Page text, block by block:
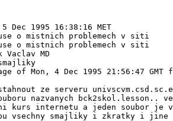
1995 16:38:16 MET
o mistnich problemech v siti
o mistnich problemech v siti
MD
of Mon, 4 Dec 1995 21:56:47 GMT
ze serveru
nazvanych bck2skol.lesson..
kurs internetu a jeden soubor je
vsechny smajliky i zkratky i jine